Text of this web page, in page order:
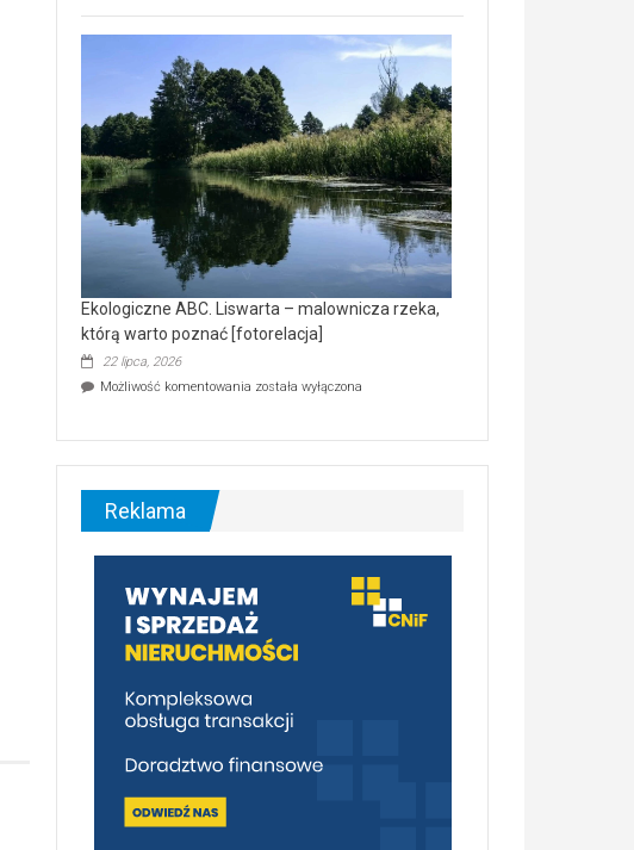
wśród
nietoperzy
[wideo]
Ekologiczne ABC. Liswarta – malownicza rzeka,
którą warto poznać [fotorelacja]
22 lipca, 2026
Możliwość komentowania Ekologiczne
–
malownicza
[fotorelacja]
została wyłączona
Reklama